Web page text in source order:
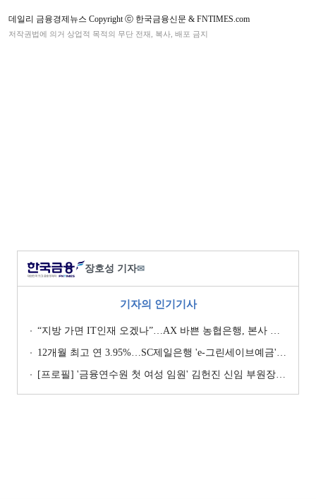
데일리 금융경제뉴스 Copyright ⓒ 한국금융신문 & FNTIMES.com
저작권법에 의거 상업적 목적의 무단 전재, 복사, 배포 금지
장호성 기자✉
기자의 인기기사
“지방 가면 IT인재 오겠나”…AX 바쁜 농협은행, 본사 이전설에 ‘긴장’ [막 오른 금융권 하투(夏鬪)]
12개월 최고 연 3.95%…SC제일은행 'e-그린세이브예금' [이주의 은행 예금금리-8월 1주]
[프로필] '금융연수원 첫 여성 임원' 김헌진 신임 부원장···교육·디지털·기획 '올라운더'